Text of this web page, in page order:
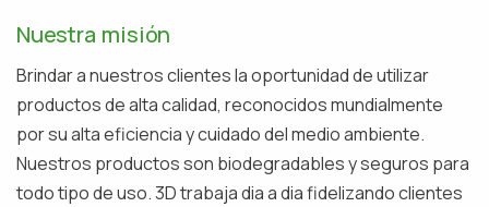
Nuestra misión
Brindar a nuestros clientes la oportunidad de utilizar
productos de alta calidad, reconocidos mundialmente
por su alta eficiencia y cuidado del medio ambiente.
Nuestros productos son biodegradables y seguros para
todo tipo de uso. 3D trabaja dia a dia fidelizando clientes